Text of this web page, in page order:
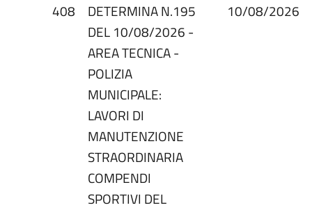
408
DETERMINA N.195
DEL 10/08/2026 -
AREA TECNICA -
POLIZIA
MUNICIPALE:
LAVORI DI
MANUTENZIONE
STRAORDINARIA
COMPENDI
SPORTIVI DEL
10/08/2026